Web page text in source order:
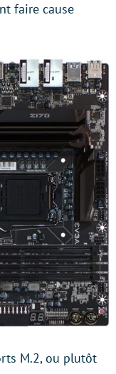
faire cause
M.2, ou plutôt